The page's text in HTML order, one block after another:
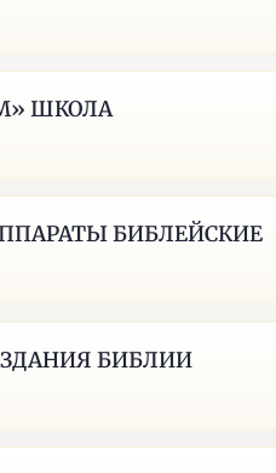
ШКОЛА
БИБЛЕЙСКИЕ
БИБЛИИ